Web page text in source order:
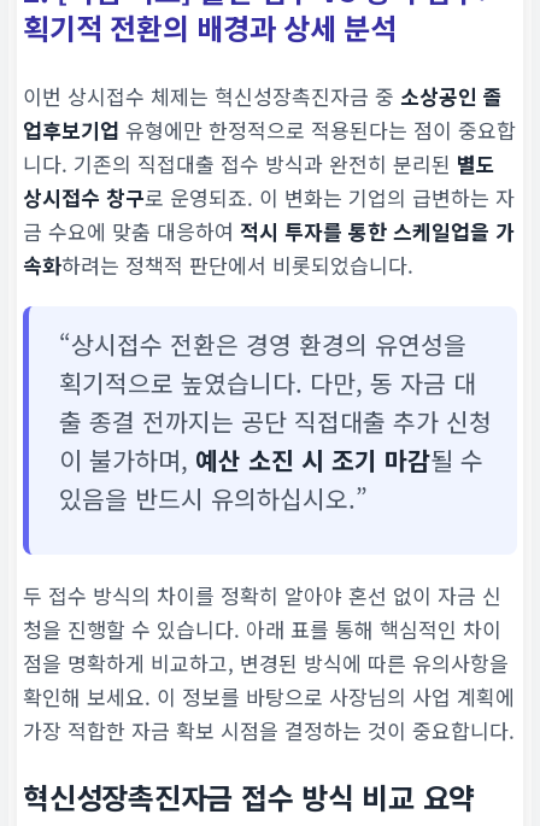
획기적 전환의 배경과 상세 분석
이번 상시접수 체제는 혁신성장촉진자금 중 소상공인 졸
업후보기업 유형에만 한정적으로 적용된다는 점이 중요합
니다. 기존의 직접대출 접수 방식과 완전히 분리된 별도
상시접수 창구로 운영되죠. 이 변화는 기업의 급변하는 자
금 수요에 맞춤 대응하여 적시 투자를 통한 스케일업을 가
속화하려는 정책적 판단에서 비롯되었습니다.
“상시접수 전환은 경영 환경의 유연성을
획기적으로 높였습니다. 다만, 동 자금 대
출 종결 전까지는 공단 직접대출 추가 신청
이 불가하며, 예산 소진 시 조기 마감될 수
있음을 반드시 유의하십시오.”
두 접수 방식의 차이를 정확히 알아야 혼선 없이 자금 신
청을 진행할 수 있습니다. 아래 표를 통해 핵심적인 차이
점을 명확하게 비교하고, 변경된 방식에 따른 유의사항을
확인해 보세요. 이 정보를 바탕으로 사장님의 사업 계획에
가장 적합한 자금 확보 시점을 결정하는 것이 중요합니다.
혁신성장촉진자금 접수 방식 비교 요약